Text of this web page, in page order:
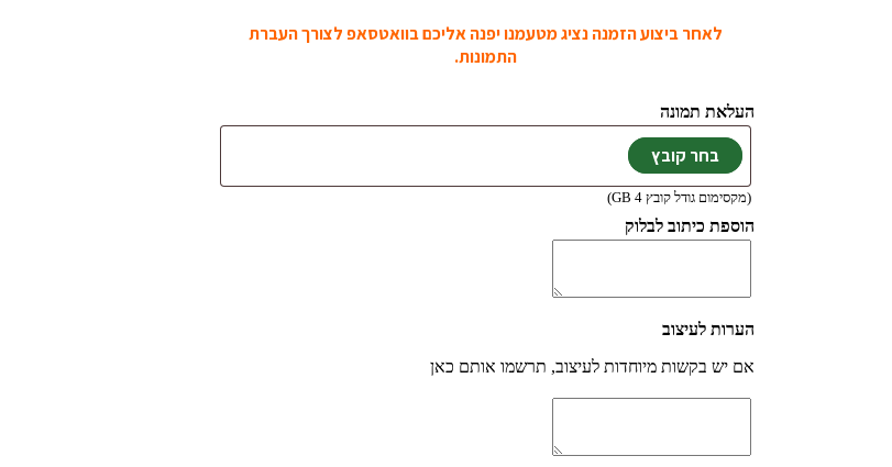
לאחר ביצוע הזמנה נציג מטעמנו יפנה אליכם בוואטסאפ לצורך העברת
התמונות.
העלאת תמונה
(מקסימום גודל קובץ 4 GB)
הוספת כיתוב לבלוק
הערות לעיצוב
אם יש בקשות מיוחדות לעיצוב, תרשמו אותם כאן